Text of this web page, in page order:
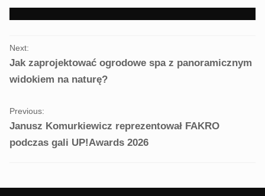
n
d
w
)
i
n
o
w
PORTFOLIO
NAVIGATION
Previous:
Janusz Komurkiewicz reprezentował FAKRO
podczas gali UP!Awards 2026
Next:
Jak zaprojektować ogrodowe spa z panoramicznym
widokiem na naturę?